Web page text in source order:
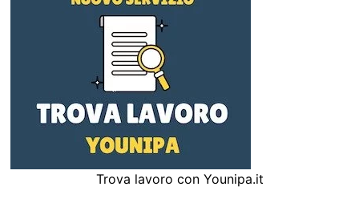
Trova lavoro con Younipa.it